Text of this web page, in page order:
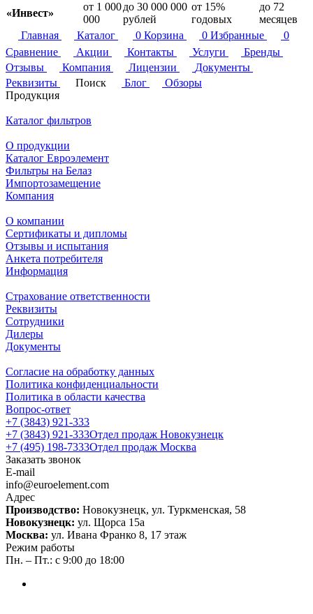
«Инвест»
от 1 000
000
до 30 000 000
рублей
от 15%
годовых
до 72
месяцев
Главная
Каталог 0 Корзина 0 Избранные
0
Сравнение
Акции Контакты Услуги
Бренды
Отзывы
Компания Лицензии
Документы
Реквизиты
Поиск Блог
Обзоры
Продукция
Каталог фильтров
О продукции
Каталог Евроэлемент
Фильтры на Белаз
Импортозамещение
Компания
О компании
Сертификаты и дипломы
Отзывы и испытания
Анкета потребителя
Информация
Страхование ответственности
Реквизиты
Сотрудники
Дилеры
Документы
Согласие на обработку данных
Политика конфиденциальности
Политика в области качества
Вопрос-ответ
+7 (3843) 921-333
+7 (3843) 921-333Отдел продаж Новокузнецк
+7 (495) 198-7333Отдел продаж Москва
Заказать звонок
E-mail
info@euroelement.com
Адрес
Производство: Новокузнецк, ул. Туркменская, 58
Новокузнецк: ул. Щорса 15а
Москва: ул. Ивана Франко 8, 17 этаж
Режим работы
Пн. – Пт.: с 9:00 до 18:00